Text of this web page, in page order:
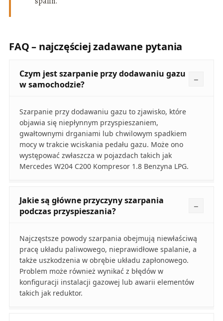
FAQ – najczęściej zadawane pytania
Czym jest szarpanie przy dodawaniu gazu
w samochodzie?
Szarpanie przy dodawaniu gazu to zjawisko, które
objawia się niepłynnym przyspieszaniem,
gwałtownymi drganiami lub chwilowym spadkiem
mocy w trakcie wciskania pedału gazu. Może ono
występować zwłaszcza w pojazdach takich jak
Mercedes W204 C200 Kompresor 1.8 Benzyna LPG.
Jakie są główne przyczyny szarpania
podczas przyspieszania?
Najczęstsze powody szarpania obejmują niewłaściwą
pracę układu paliwowego, nieprawidłowe spalanie, a
także uszkodzenia w obrębie układu zapłonowego.
Problem może również wynikać z błędów w
konfiguracji instalacji gazowej lub awarii elementów
takich jak reduktor.